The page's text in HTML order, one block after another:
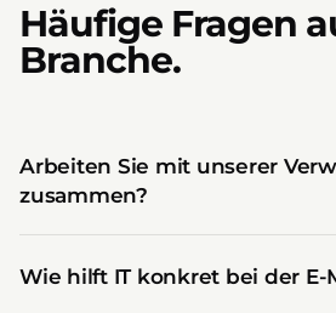
Häufige Fragen
Branche.
Arbeiten Sie mit unserer
zusammen?
Wie hilft IT konkret bei der E-